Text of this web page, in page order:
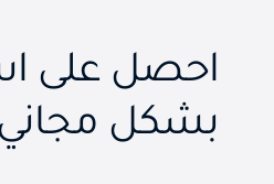
احصل على
بشكل مجاني